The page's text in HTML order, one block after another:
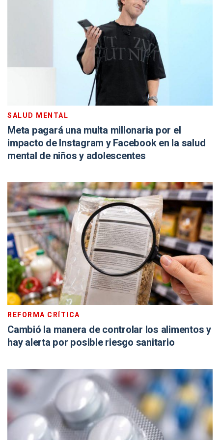
SALUD MENTAL
Meta pagará una multa millonaria por el
impacto de Instagram y Facebook en la salud
mental de niños y adolescentes
REFORMA CRÍTICA
Cambió la manera de controlar los alimentos y
hay alerta por posible riesgo sanitario